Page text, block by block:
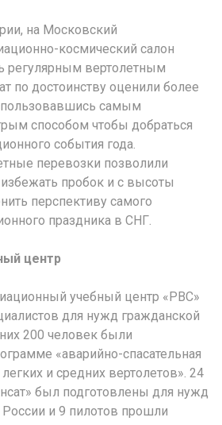
на Московский
космический салон
регулярным вертолетным
по достоинству оценили более
самым
способом чтобы добраться
события года.
перевозки позволили
пробок и с высоты
перспективу самого
праздника в СНГ.
центр
учебный центр «РВС»
для нужд гражданской
200 человек были
«аварийно-спасательная
и средних вертолетов». 24
был подготовлены для нужд
России и 9 пилотов прошли